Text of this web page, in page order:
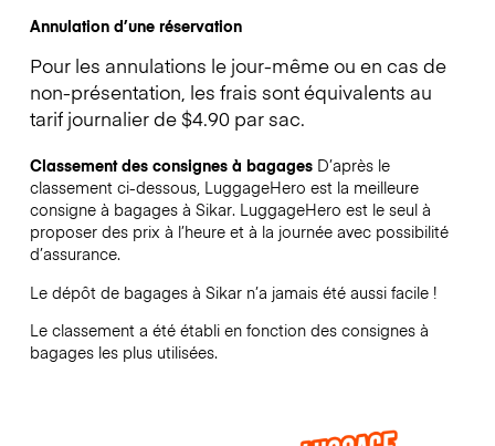
Annulation d’une réservation
Pour les annulations le jour-même ou en cas de
non-présentation, les frais sont équivalents au
tarif journalier de $4.90 par sac.
Classement des consignes à bagages D’après le
classement ci-dessous, LuggageHero est la meilleure
consigne à bagages à Sikar. LuggageHero est le seul à
proposer des prix à l’heure et à la journée avec possibilité
d’assurance.
Le dépôt de bagages à Sikarn’a jamais été aussi facile !
Le classement a été établi en fonction des consignes à
bagages les plus utilisées.